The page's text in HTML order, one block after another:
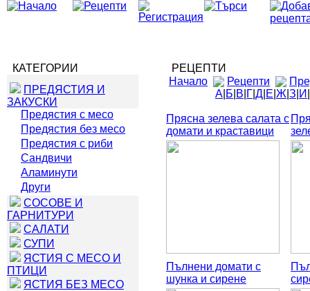
КАТЕГОРИИ
ПРЕДЯСТИЯ И
ЗАКУСКИ
Предястия с месо
Предястия без месо
Предястия с риби
Сандвичи
Аламинути
Други
СОСОВЕ И
ГАРНИТУРИ
САЛАТИ
СУПИ
ЯСТИЯ С МЕСО И
ПТИЦИ
ЯСТИЯ БЕЗ МЕСО
РЕЦЕПТИ
Начало
Рецепти
А Б В Г Д Е Ж З И
Прясна зелева салата с
домати и краставици
Пълнени домати с
шунка и сирене